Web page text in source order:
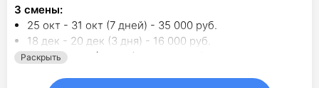
3 смены:
25 окт - 31 окт (7 дней) - 35 000 руб.
18 дек - 20 дек (3 дня) - 16 000 руб.
3 янв - 9 янв (7 дней) - 35 000 руб.
Раскрыть